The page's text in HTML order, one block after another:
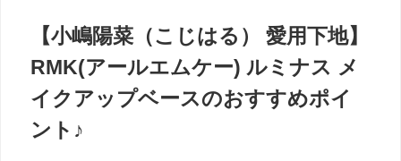
【小嶋陽菜（こじはる） 愛用下地】
RMK(アールエムケー) ルミナス メ
イクアップベースのおすすめポイ
ント♪